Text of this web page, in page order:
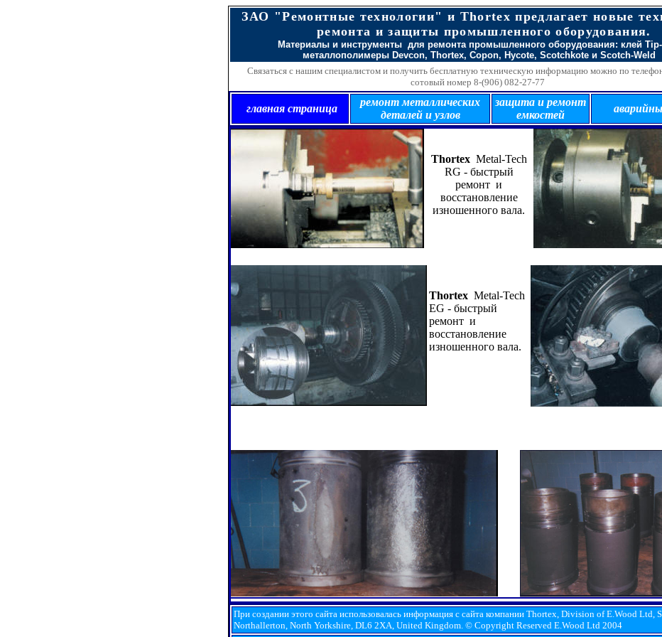
ЗАО "Ремонтные технологии" и Thortex предлагает новые
ремонта и защиты промышленного оборудования.
Материалы и инструменты для ремонта промышленного оборудования: клей
металлополимеры Devcon, Thortex, Copon, Hycote, Scotchkote и Scotch-Weld
Связаться с нашим специалистом и получить бесплатную техническую информацию можно по
сотовый номер 8-(906) 082-27-77
главная страница
ремонт металлических
деталей и узлов
защита и ремонт
емкостей
Thortex Metal-Tech
RG - быстрый
ремонт и
восстановление
изношенного вала.
Thortex Metal-Tech
EG - быстрый
ремонт и
восстановление
изношенного вала.
При создании этого сайта использовалась информация с сайта компании Thortex, Division of E.Wood Ltd,
Northallerton, North Yorkshire, DL6 2XA, United Kingdom. © Copyright Reserved E.Wood Ltd 2004